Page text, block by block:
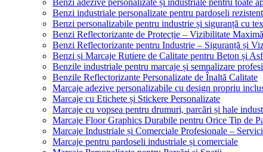
Benzi adezive personalizate și industriale pentru toate
Benzi industriale personalizate pentru pardoseli
Benzi personalizabile pentru industrie și siguranță cu
Benzi Reflectorizante de Protecție – Vizibilitate
Benzi Reflectorizante pentru Industrie – Siguranță și
Benzi și Marcaje Rutiere de Calitate pentru Beton și
Benzile industriale pentru marcaje și semnalizare
Benzile Reflectorizante Personalizate de Înaltă Calitate
Marcaje adezive personalizabile cu design propriu
Marcaje cu Etichete și Stickere Personalizate
Marcaje cu vopsea pentru drumuri, parcări și hale
Marcaje Floor Graphics Durabile pentru Orice Tip de
Marcaje Industriale și Comerciale Profesionale –
Marcaje pentru pardoseli industriale și comerciale